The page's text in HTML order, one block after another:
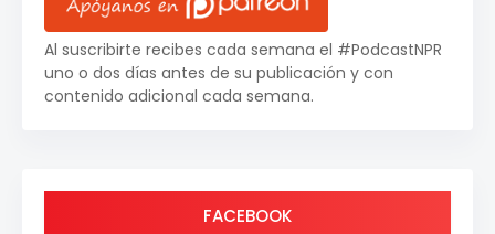
Al suscribirte recibes cada semana el #PodcastNPR
uno o dos días antes de su publicación y con
contenido adicional cada semana.
FACEBOOK